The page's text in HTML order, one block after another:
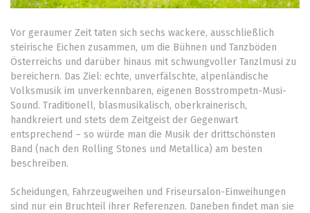
Vor geraumer Zeit taten sich sechs wackere, ausschließlich
steirische Eichen zusammen, um die Bühnen und Tanzböden
Österreichs und darüber hinaus mit schwungvoller Tanzlmusi zu
bereichern. Das Ziel: echte, unverfälschte, alpenländische
Volksmusik im unverkennbaren, eigenen Bosstrompetn-Musi-
Sound. Traditionell, blasmusikalisch, oberkrainerisch,
handkreiert und stets dem Zeitgeist der Gegenwart
entsprechend – so würde man die Musik der drittschönsten
Band (nach den Rolling Stones und Metallica) am besten
beschreiben.
Scheidungen, Fahrzeugweihen und Friseursalon-Einweihungen
sind nur ein Bruchteil ihrer Referenzen. Daneben findet man sie